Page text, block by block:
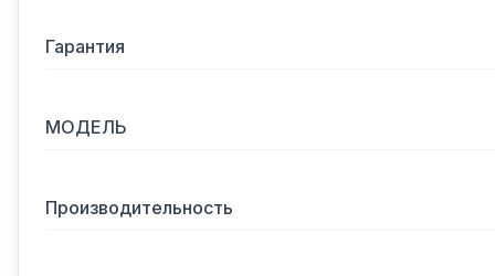
Гарантия
МОДЕЛЬ
Производительность